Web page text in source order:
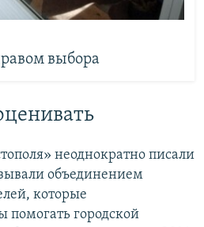
выбора
неоднократно писали
объединением
которые
помогать городской